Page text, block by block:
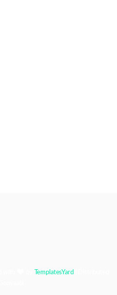
TemplatesYard